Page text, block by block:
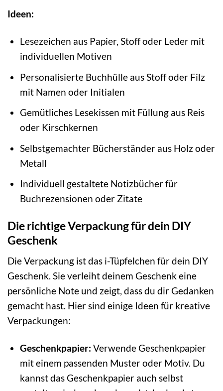
Ideen:
Lesezeichen aus Papier, Stoff oder Leder mit
individuellen Motiven
Personalisierte Buchhülle aus Stoff oder Filz
mit Namen oder Initialen
Gemütliches Lesekissen mit Füllung aus Reis
oder Kirschkernen
Selbstgemachter Bücherständer aus Holz oder
Metall
Individuell gestaltete Notizbücher für
Buchrezensionen oder Zitate
Die richtige Verpackung für dein DIY
Geschenk
Die Verpackung ist das i-Tüpfelchen für dein DIY
Geschenk. Sie verleiht deinem Geschenk eine
persönliche Note und zeigt, dass du dir Gedanken
gemacht hast. Hier sind einige Ideen für kreative
Verpackungen:
Geschenkpapier: Verwende Geschenkpapier
mit einem passenden Muster oder Motiv. Du
kannst das Geschenkpapier auch selbst